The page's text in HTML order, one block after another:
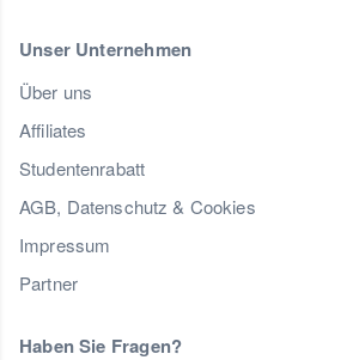
Unser Unternehmen
Über uns
Affiliates
Studentenrabatt
AGB, Datenschutz & Cookies
Impressum
Partner
Haben Sie Fragen?